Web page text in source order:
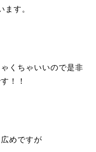
ます。
ゃくちゃいいので是非
！！
めですが